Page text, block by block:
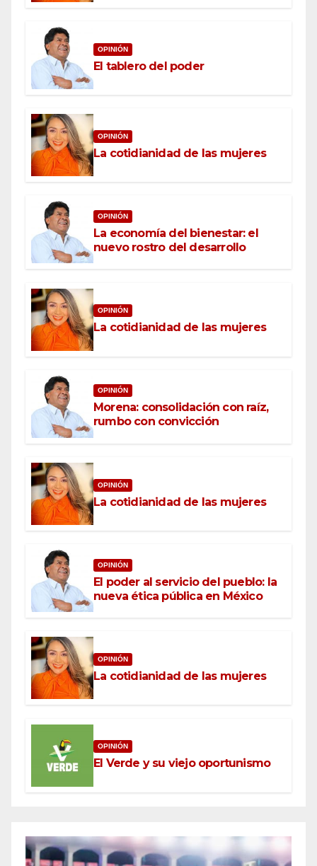
OPINIÓN
El tablero del poder
OPINIÓN
La cotidianidad de las mujeres
OPINIÓN
La economía del bienestar: el
nuevo rostro del desarrollo
OPINIÓN
La cotidianidad de las mujeres
OPINIÓN
Morena: consolidación con raíz,
rumbo con convicción
OPINIÓN
La cotidianidad de las mujeres
OPINIÓN
El poder al servicio del pueblo: la
nueva ética pública en México
OPINIÓN
La cotidianidad de las mujeres
OPINIÓN
El Verde y su viejo oportunismo